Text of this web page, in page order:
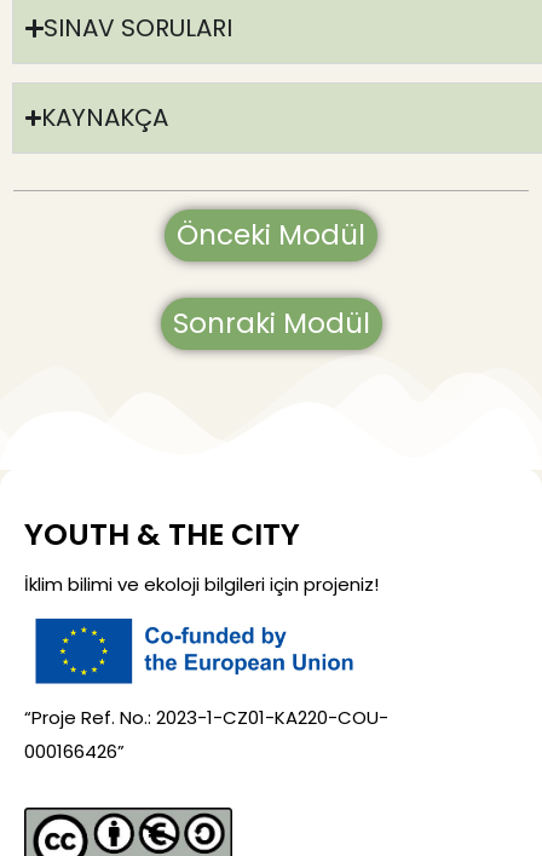
SINAV SORULARI
KAYNAKÇA
Önceki Modül
Sonraki Modül
YOUTH & THE CITY
İklim bilimi ve ekoloji bilgileri için projeniz!
“Proje Ref. No.: 2023-1-CZ01-KA220-COU-
000166426”